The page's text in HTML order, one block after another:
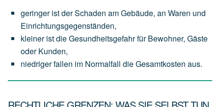
geringer istderSchaden amGebäude, an Waren und
Einrichtungsgegenständen,
kleiner istdieGesundheitsgefahrfür Bewohner, Gäste
oder Kunden,
niedrigerfallen im Normalfall dieGesamtkosten aus.